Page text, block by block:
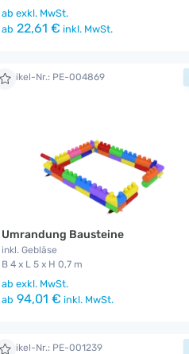
ab exkl. MwSt.
ab 22,61 € inkl. MwSt.
Artikel-Nr.: PE-004869
Umrandung Bausteine
inkl. Gebläse
B 4 x L 5 x H 0,7 m
ab exkl. MwSt.
ab 94,01 € inkl. MwSt.
Artikel-Nr.: PE-001239